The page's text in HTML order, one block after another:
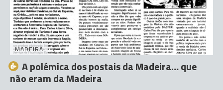
MADEIRA
A polémica dos postais da Madeira… que
não eram da Madeira